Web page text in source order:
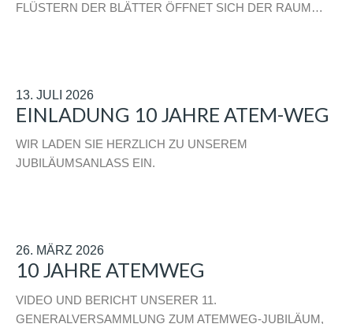
FLÜSTERN DER BLÄTTER ÖFFNET SICH DER RAUM…
13. JULI 2026
EINLADUNG 10 JAHRE ATEM-WEG
WIR LADEN SIE HERZLICH ZU UNSEREM
JUBILÄUMSANLASS EIN.
26. MÄRZ 2026
10 JAHRE ATEMWEG
VIDEO UND BERICHT UNSERER 11.
GENERALVERSAMMLUNG ZUM ATEMWEG-JUBILÄUM,